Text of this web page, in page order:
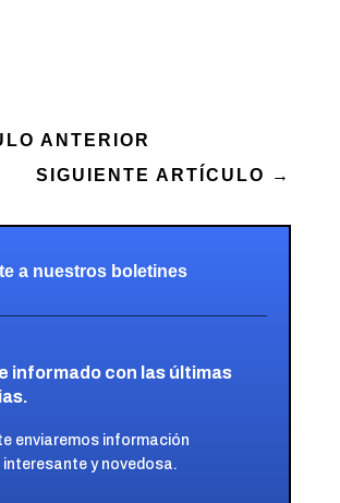
ANTERIOR
SIGUIENTE ARTÍCULO
→
a nuestros boletines
informado con las últimas
enviaremos información
y novedosa.